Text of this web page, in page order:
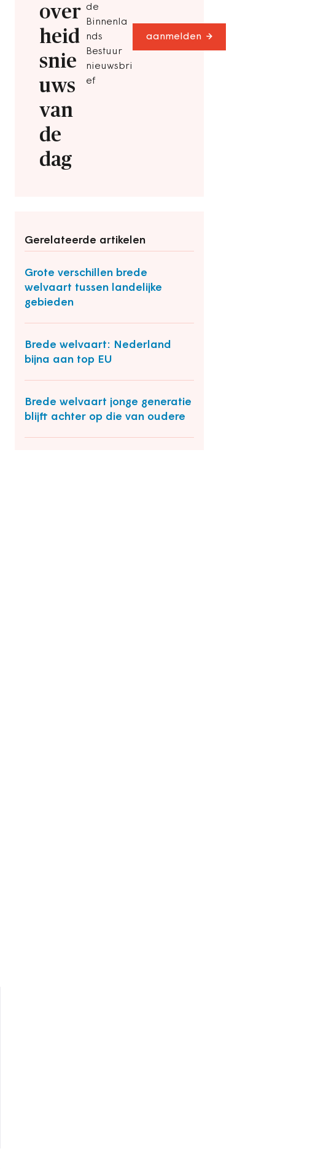
over
heid
snie
uws
van
de
dag
de
Binnenla
nds
Bestuur
nieuwsbri
ef
aanmelden
Gerelateerde artikelen
Grote verschillen brede
welvaart tussen landelijke
gebieden
Brede welvaart: Nederland
bijna aan top EU
Brede welvaart jonge generatie
blijft achter op die van oudere